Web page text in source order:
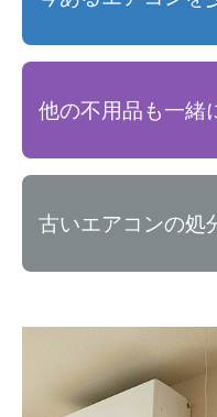
他の不用品も一緒
古いエアコンの処